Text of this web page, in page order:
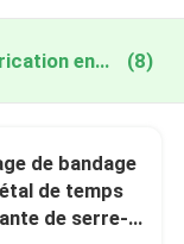
oem cable tie management fabrication en ligne (8)
de bandage
de temps
de serre-